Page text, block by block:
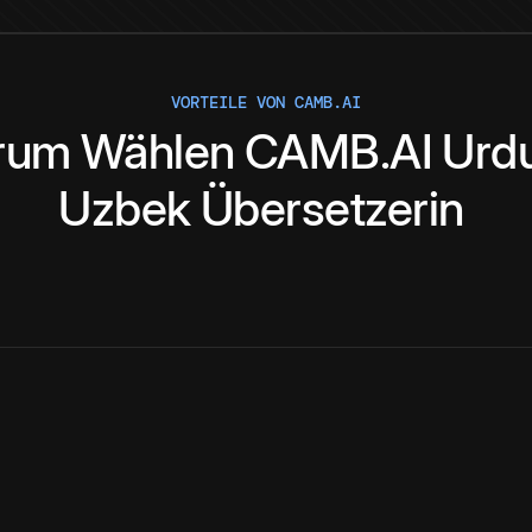
VORTEILE VON CAMB.AI
Wählen CAMB.AI
Uzbek Übersetzerin